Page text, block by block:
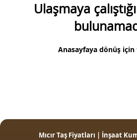
Ulaşmaya
Anasayfaya dönüş için
Mıcır Taş Fiyatları | İnşaat